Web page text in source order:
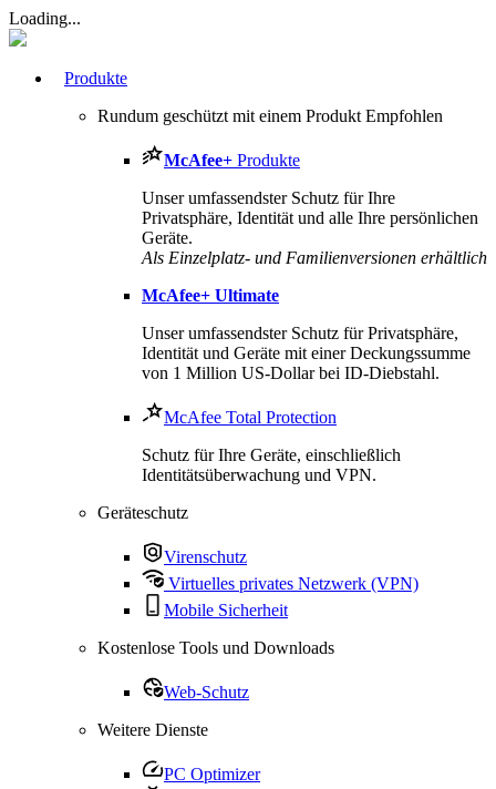
Loading...
Produkte
Rundum geschützt mit einem Produkt Empfohlen
McAfee+ Produkte
Unser umfassendster Schutz für Ihre
Privatsphäre, Identität und alle Ihre persönlichen
Geräte.
Als Einzelplatz- und Familienversionen erhältlich
McAfee+ Ultimate
Unser umfassendster Schutz für Privatsphäre,
Identität und Geräte mit einer Deckungssumme
von 1 Million US-Dollar bei ID-Diebstahl.
McAfee Total Protection
Schutz für Ihre Geräte, einschließlich
Identitätsüberwachung und VPN.
Geräteschutz
Virenschutz
Virtuelles privates Netzwerk (VPN)
Mobile Sicherheit
Kostenlose Tools und Downloads
Web-Schutz
Weitere Dienste
PC Optimizer